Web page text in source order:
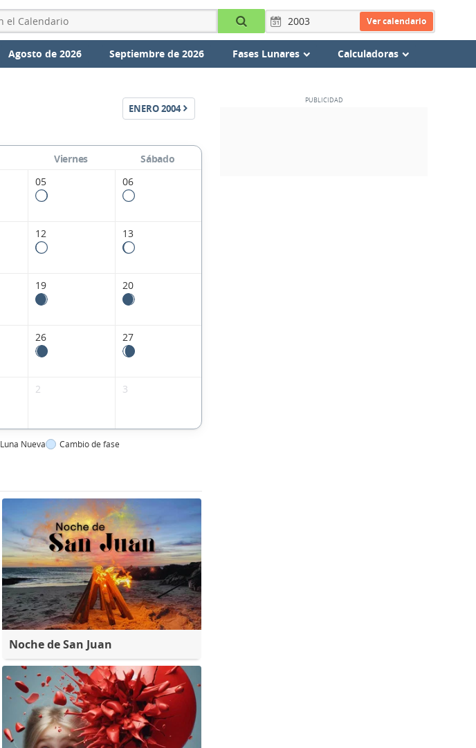
Ver calendario
Agosto de 2026 Septiembre de 2026 Fases Lunares Calculadoras
ENERO2004
Viernes
Sábado
05 06
12 13
19 20
26 27
2 3
Luna Nueva Cambio de fase
Noche de San Juan